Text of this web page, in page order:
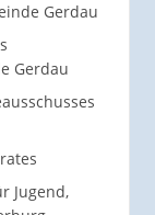
Gerdau
Gerdau
Jugend,